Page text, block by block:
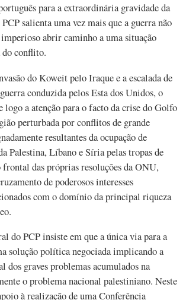
para a extraordinária gravidade da
salienta uma vez mais que a guerra não
abrir caminho a uma situação
do conflito.
do Koweit pelo Iraque e a escalada de
conduzida pelos Esta dos Unidos, o
logo a atenção para o facto da crise do Golfo
perturbada por conflitos de grande
resultantes da ocupação de
Palestina, Líbano e Síria pelas tropas de
das próprias resoluções da ONU,
de poderosos interesses
com o domínio da principal riqueza
do PCP insiste em que a única via para a
solução política negociada implicando a
dos graves problemas acumulados na
o problema nacional palestiniano. Neste
à realização de uma Conferência